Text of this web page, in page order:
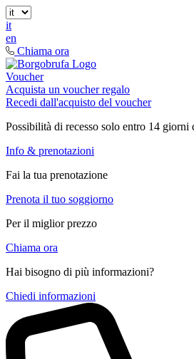
it
en
Chiama ora
Voucher
Acquista un voucher regalo
Recedi dall'acquisto del voucher
Possibilità di recesso solo entro 14 giorni
Info & prenotazioni
Fai la tua prenotazione
Prenota il tuo soggiorno
Per il miglior prezzo
Chiama ora
Hai bisogno di più informazioni?
Chiedi informazioni